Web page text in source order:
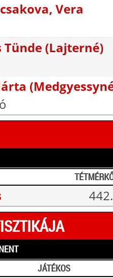
Vera
Tünde (Lajterné)
442.
JÁTÉKOS